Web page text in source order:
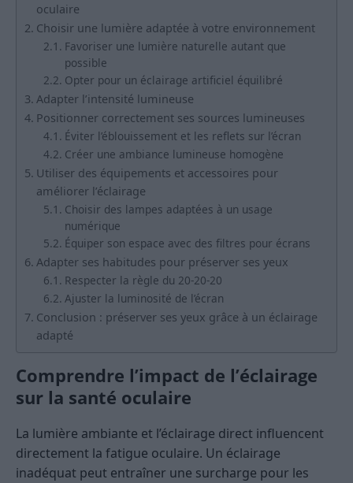
oculaire
Choisir une lumière adaptée à votre environnement
Favoriser une lumière naturelle autant que
possible
Opter pour un éclairage artificiel équilibré
Adapter l’intensité lumineuse
Positionner correctement ses sources lumineuses
Éviter l’éblouissement et les reflets sur l’écran
Créer une ambiance lumineuse homogène
Utiliser des équipements et accessoires pour
améliorer l’éclairage
Choisir des lampes adaptées à un usage
numérique
Équiper son espace avec des filtres pour écrans
Adapter ses habitudes pour préserver ses yeux
Respecter la règle du 20-20-20
Ajuster la luminosité de l’écran
Conclusion : préserver ses yeux grâce à un éclairage
adapté
Comprendre l’impact de l’éclairage
sur la santé oculaire
La lumière ambiante et l’éclairage direct influencent
directement la fatigue oculaire. Un éclairage
inadéquat peut entraîner une surcharge pour les